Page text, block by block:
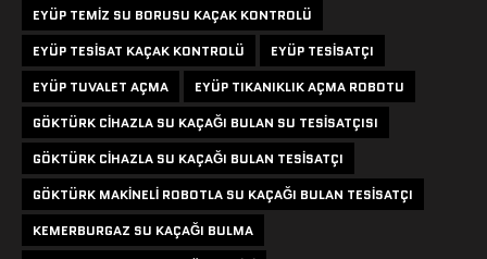
EYÜP TEMIZ SU BORUSU KAÇAK KONTROLÜ
EYÜP TESISAT KAÇAK KONTROLÜ
EYÜP TESISATÇI
EYÜP TUVALET AÇMA
EYÜP TIKANIKLIK AÇMA ROBOTU
GÖKTÜRK CIHAZLA SU KAÇAĞI BULAN SU TESISATÇISI
GÖKTÜRK CIHAZLA SU KAÇAĞI BULAN TESISATÇI
GÖKTÜRK MAKINELI ROBOTLA SU KAÇAĞI BULAN TESISATÇI
KEMERBURGAZ SU KAÇAĞI BULMA